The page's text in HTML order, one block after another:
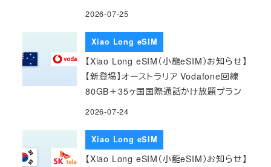
2026-07-25
Xiao Long eSIM
【Xiao Long eSIM（小龍eSIM）お知らせ】
【新登場】オーストラリア Vodafone回線
80GB＋35ヶ国国際通話かけ放題プラン
2026-07-24
Xiao Long eSIM
【Xiao Long eSIM（小龍eSIM）お知らせ】